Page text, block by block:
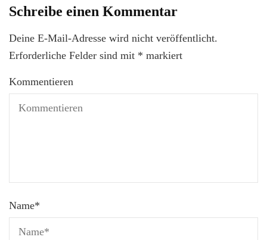
Schreibe einen Kommentar
Deine E-Mail-Adresse wird nicht veröffentlicht.
Erforderliche Felder sind mit * markiert
Kommentieren
Name*